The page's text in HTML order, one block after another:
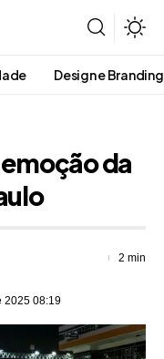
Design e Branding
da
2025 08:19
2 min